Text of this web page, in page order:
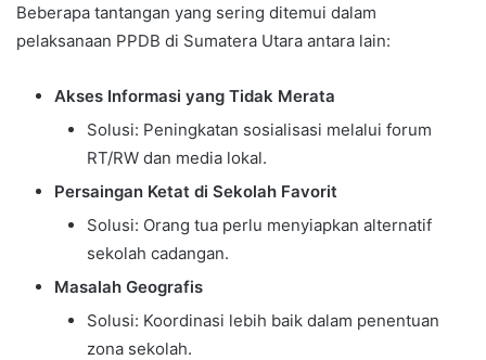
Beberapa tantangan yang sering ditemui dalam
pelaksanaan PPDB di Sumatera Utara antara lain:
Akses Informasi yang Tidak Merata
Solusi: Peningkatan sosialisasi melalui forum
RT/RW dan media lokal.
Persaingan Ketat di Sekolah Favorit
Solusi: Orang tua perlu menyiapkan alternatif
sekolah cadangan.
Masalah Geografis
Solusi: Koordinasi lebih baik dalam penentuan
zona sekolah.